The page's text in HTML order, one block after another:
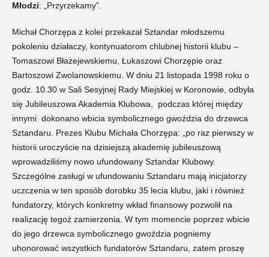
Młodzi: „Przyrzekamy”.
Michał Chorzępa z kolei przekazał Sztandar młodszemu
pokoleniu działaczy, kontynuatorom chlubnej historii klubu –
Tomaszowi Błażejewskiemu, Łukaszowi Chorzępie oraz
Bartoszowi Zwolanowskiemu. W dniu 21 listopada 1998 roku o
godz. 10.30 w Sali Sesyjnej Rady Miejskiej w Koronowie, odbyła
się Jubileuszowa Akademia Klubowa, podczas której między
innymi dokonano wbicia symbolicznego gwoździa do drzewca
Sztandaru. Prezes Klubu Michała Chorzępa: „po raz pierwszy w
historii uroczyście na dzisiejszą akademię jubileuszową
wprowadziliśmy nowo ufundowany Sztandar Klubowy.
Szczególne zasługi w ufundowaniu Sztandaru mają inicjatorzy
uczczenia w ten sposób dorobku 35 lecia klubu, jaki i również
fundatorzy, których konkretny wkład finansowy pozwolił na
realizację tegoż zamierzenia. W tym momencie poprzez wbicie
do jego drzewca symbolicznego gwoździa pogniemy
uhonorować wszystkich fundatorów Sztandaru, zatem proszę